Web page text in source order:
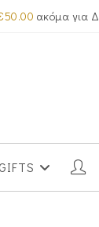
50.00 ακόμα για